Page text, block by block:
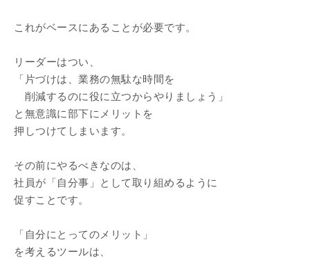
これがベースにあることが必要です。
リーダーはつい、
「片づけは、業務の無駄な時間を
削減するのに役に立つからやりましょう」
と無意識に部下にメリットを
押しつけてしまいます。
その前にやるべきなのは、
社員が「自分事」として取り組めるように
促すことです。
「自分にとってのメリット」
を考えるツールは、